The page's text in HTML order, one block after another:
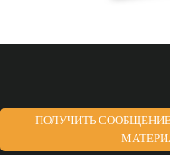
ПОЛУЧИТЬ